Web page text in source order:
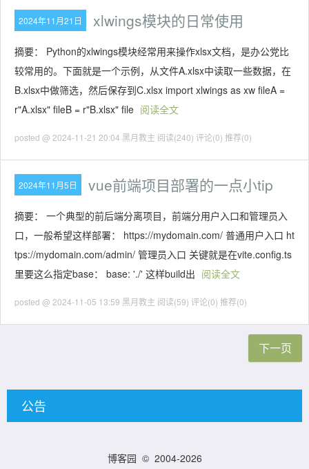
2024年11月21日 xlwings模块的日常使用
摘要： Python的xlwings模块经常用来操作xlsx文档，是办公党比
较常用的。下面就是一个示例，从文件A.xlsx中读取一些数据，在
B.xlsx中做筛选，然后保存到C.xlsx import xlwings as xw fileA =
r"A.xlsx" fileB = r"B.xlsx" file 阅读全文
posted @ 2024-11-21 20:04 黑月教主 阅读(240) 评论(0) 推荐(0)
2024年11月5日 vue前端项目部署的一点小tip
摘要： 一个典型的前后端分离项目，前端分用户入口和管理员入
口，一般希望这样部署： https://mydomain.com/ 普通用户入口 ht
tps://mydomain.com/admin/ 管理员入口 关键就是在vite.config.ts
里要这么指定base： base: './' 这样build出 阅读全文
posted @ 2024-11-05 13:59 黑月教主 阅读(59) 评论(0) 推荐(0)
下一页
公告
博客园 © 2004-2026